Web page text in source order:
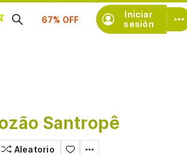
Iniciar
sesión
Suscríbete
Santropê
Aleatorio